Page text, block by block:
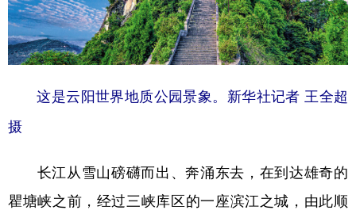
食品 人居 信息化 数字经济
学术中国 乡村振兴 银龄 溯源中国
文化产业
这是云阳世界地质公园景象。新华社记者 王全超
摄
长江从雪山磅礴而出、奔涌东去，在到达雄奇的
瞿塘峡之前，经过三峡库区的一座滨江之城，由此顺